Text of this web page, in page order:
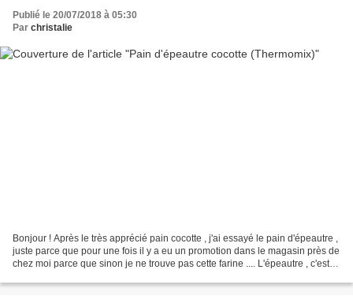
Publié le 20/07/2018 à 05:30
Par christalie
Bonjour ! Après le très apprécié pain cocotte , j'ai essayé le pain d'épeautre ,
juste parce que pour une fois il y a eu un promotion dans le magasin près de
chez moi parce que sinon je ne trouve pas cette farine .... L'épeautre , c'est